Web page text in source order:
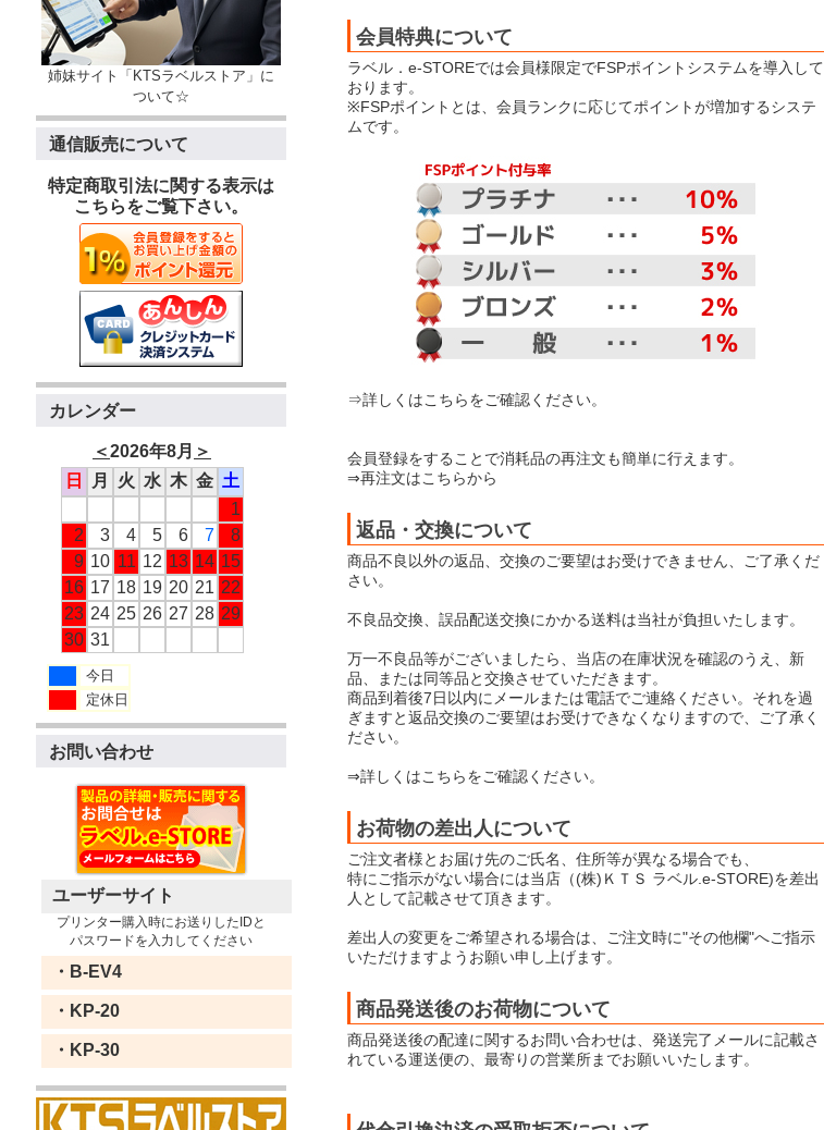
姉妹サイト「KTSラベルストア」に
ついて☆
通信販売について
特定商取引法に関する表示は
こちらをご覧下さい。
カレンダー
＜2026年8月 ＞
日
月 火 水 木 金 土
1
2
3 4 5 6 7
8
9 10 11 12 13 14 15
16 17 18 19 20 21 22
23 24 25 26 27 28 29
30 31
今日
定休日
お問い合わせ
ユーザーサイト
プリンター購入時にお送りしたIDと
パスワードを入力してください
・B-EV4
・KP-20
・KP-30
会員特典について
ラベル．e-STOREでは会員様限定でFSPポイントシステムを導入して
おります。
※FSPポイントとは、会員ランクに応じてポイントが増加するシステ
ムです。
⇒詳しくはこちらをご確認ください。
会員登録をすることで消耗品の再注文も簡単に行えます。
⇒再注文はこちらから
返品・交換について
商品不良以外の返品、交換のご要望はお受けできません、ご了承くだ
さい。
不良品交換、誤品配送交換にかかる送料は当社が負担いたします。
万一不良品等がございましたら、当店の在庫状況を確認のうえ、新
品、または同等品と交換させていただきます。
商品到着後7日以内にメールまたは電話でご連絡ください。それを過
ぎますと返品交換のご要望はお受けできなくなりますので、ご了承く
ださい。
⇒詳しくはこちらをご確認ください。
お荷物の差出人について
ご注文者様とお届け先のご氏名、住所等が異なる場合でも、
特にご指示がない場合には当店（(株)ＫＴＳ ラベル.e-STORE)を差出
人として記載させて頂きます。
差出人の変更をご希望される場合は、ご注文時に"その他欄"へご指示
いただけますようお願い申し上げます。
商品発送後のお荷物について
商品発送後の配達に関するお問い合わせは、発送完了メールに記載さ
れている運送便の、最寄りの営業所までお願いいたします。